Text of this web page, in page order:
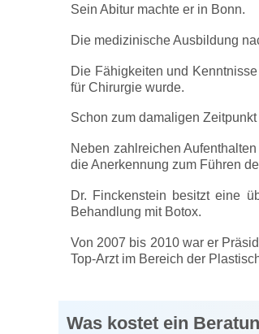
Sein Abitur machte er in Bonn.
Die medizinische Ausbildung
Die Fähigkeiten und
für Chirurgie wurde.
Schon zum damaligen
Neben zahlreichen
die Anerkennung zum Führen
Dr. Finckenstein besitzt eine
Behandlung mit Botox.
Von 2007 bis 2010 war er
Top-Arzt im Bereich der
Was kostet ein